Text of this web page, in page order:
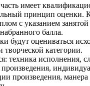
имеет
принцип оценки.
с указанием
балла.
будут оцениваться
творческой категории.
техника исполнения,
произведения,